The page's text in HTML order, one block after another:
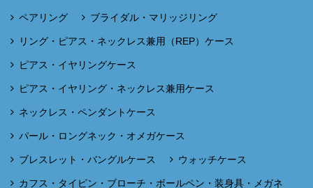
ペアリング ブライダル・マリッジリング
リング・ピアス・ネックレス兼用（REP）ケース
ピアス・イヤリングケース
ピアス・イヤリング・ネックレス兼用ケース
ネックレス・ペンダントケース
パール・ロングネック・オメガケース
ブレスレット・バングルケース ウォッチケース
カフス・タイピン・ブローチ・ボールペン・装身具・メガネ